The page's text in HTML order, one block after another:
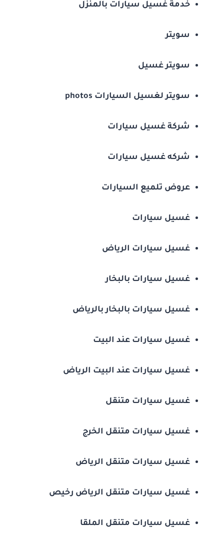
خدمة غسيل سيارات بالمنزل
سويتر
سويتر غسيل
سويتر لغسيل السيارات photos
شركة غسيل سيارات
شركه غسيل سيارات
عروض تلميع السيارات
غسيل سيارات
غسيل سيارات الرياض
غسيل سيارات بالبخار
غسيل سيارات بالبخار بالرياض
غسيل سيارات عند البيت
غسيل سيارات عند البيت الرياض
غسيل سيارات متنقل
غسيل سيارات متنقل الخرج
غسيل سيارات متنقل الرياض
غسيل سيارات متنقل الرياض رخيص
غسيل سيارات متنقل الملقا